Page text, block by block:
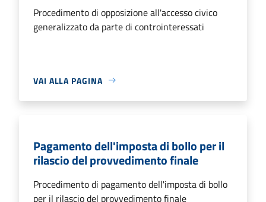
Procedimento di opposizione all'accesso civico
generalizzato da parte di controinteressati
VAI ALLA PAGINA
Pagamento dell'imposta di bollo per il
rilascio del provvedimento finale
Procedimento di pagamento dell'imposta di bollo
per il rilascio del provvedimento finale